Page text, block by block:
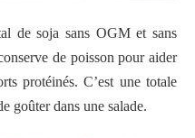
de soja sans OGM et sans
de poisson pour aider
protéinés. C’est une totale
goûter dans une salade.